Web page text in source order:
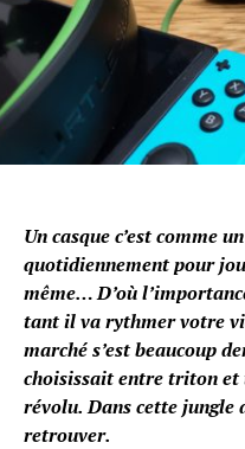
Un casque c’est comme
quotidiennement pour
même… D’où
tant il va rythmer votre
marché s’est beaucoup
choisissait entre triton
révolu. Dans cette jungle
retrouver.